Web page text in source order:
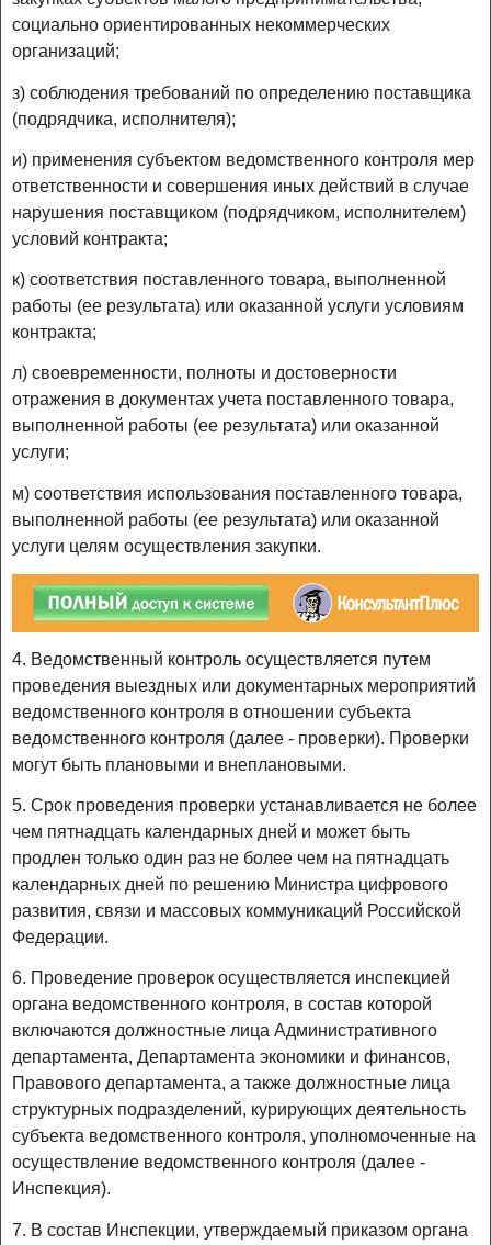
социально ориентированных некоммерческих
организаций;
з) соблюдения требований по определению поставщика
(подрядчика, исполнителя);
и) применения субъектом ведомственного контроля мер
ответственности и совершения иных действий в случае
нарушения поставщиком (подрядчиком, исполнителем)
условий контракта;
к) соответствия поставленного товара, выполненной
работы (ее результата) или оказанной услуги условиям
контракта;
л) своевременности, полноты и достоверности
отражения в документах учета поставленного товара,
выполненной работы (ее результата) или оказанной
услуги;
м) соответствия использования поставленного товара,
выполненной работы (ее результата) или оказанной
услуги целям осуществления закупки.
4. Ведомственный контроль осуществляется путем
проведения выездных или документарных мероприятий
ведомственного контроля в отношении субъекта
ведомственного контроля (далее - проверки). Проверки
могут быть плановыми и внеплановыми.
5. Срок проведения проверки устанавливается не более
чем пятнадцать календарных дней и может быть
продлен только один раз не более чем на пятнадцать
календарных дней по решению Министра цифрового
развития, связи и массовых коммуникаций Российской
Федерации.
6. Проведение проверок осуществляется инспекцией
органа ведомственного контроля, в состав которой
включаются должностные лица Административного
департамента, Департамента экономики и финансов,
Правового департамента, а также должностные лица
структурных подразделений, курирующих деятельность
субъекта ведомственного контроля, уполномоченные на
осуществление ведомственного контроля (далее -
Инспекция).
7. В состав Инспекции, утверждаемый приказом органа